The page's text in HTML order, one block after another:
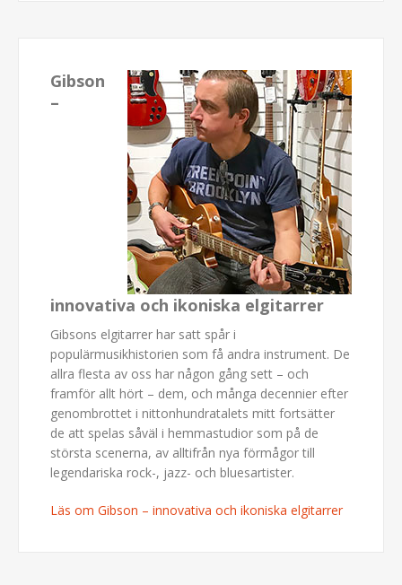
Gibson
–
innovativa och ikoniska elgitarrer
Gibsons elgitarrer har satt spår i
populärmusikhistorien som få andra instrument. De
allra flesta av oss har någon gång sett – och
framför allt hört – dem, och många decennier efter
genombrottet i nittonhundratalets mitt fortsätter
de att spelas såväl i hemmastudior som på de
största scenerna, av alltifrån nya förmågor till
legendariska rock-, jazz- och bluesartister.
Läs om Gibson – innovativa och ikoniska elgitarrer